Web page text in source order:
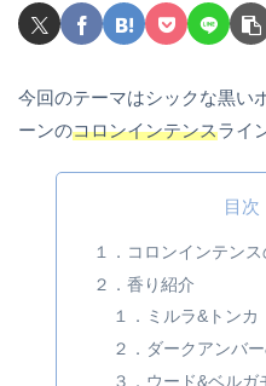
今回のテーマはシックな黒い
ーンのコロンインテンスライ
目次
１．コロンインテン
２．香り紹介
１．ミルラ&トンカ
２．ダークアンバ
３．ウード&ベルガ